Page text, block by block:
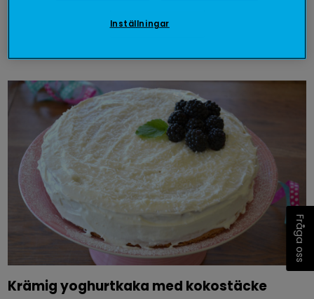
Fråga oss
Krämig yoghurtkaka med kokostäcke
Inställningar